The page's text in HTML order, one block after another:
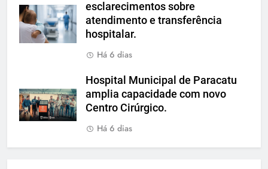
esclarecimentos sobre
atendimento e transferência
hospitalar.
Há 6 dias
Hospital Municipal de Paracatu
amplia capacidade com novo
Centro Cirúrgico.
Há 6 dias